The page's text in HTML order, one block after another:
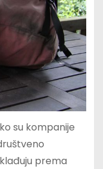
su kompanije
prema